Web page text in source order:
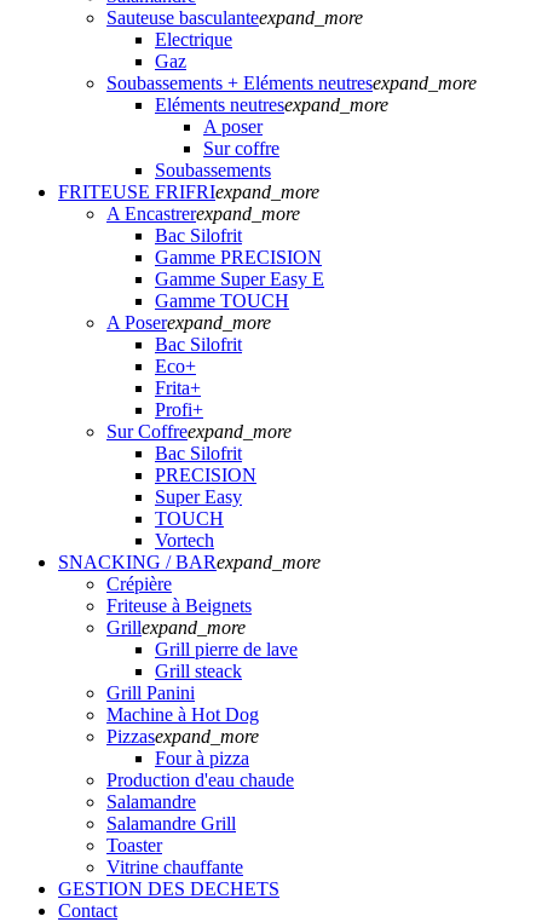
Sauteuse basculanteexpand_more
Electrique
Gaz
Soubassements + Eléments neutresexpand_more
Eléments neutresexpand_more
A poser
Sur coffre
Soubassements
FRITEUSE FRIFRIexpand_more
A Encastrerexpand_more
Bac Silofrit
Gamme PRECISION
Gamme Super Easy E
Gamme TOUCH
A Poserexpand_more
Bac Silofrit
Eco+
Frita+
Profi+
Sur Coffreexpand_more
Bac Silofrit
PRECISION
Super Easy
TOUCH
Vortech
SNACKING / BARexpand_more
Crépière
Friteuse à Beignets
Grillexpand_more
Grill pierre de lave
Grill steack
Grill Panini
Machine à Hot Dog
Pizzasexpand_more
Four à pizza
Production d'eau chaude
Salamandre
Salamandre Grill
Toaster
Vitrine chauffante
GESTION DES DECHETS
Contact